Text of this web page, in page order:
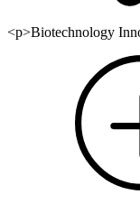
<p>Biotechnology